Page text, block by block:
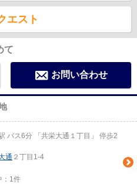
エスト
て
お問い合わせ
バス6分 「共栄大通１丁目」 停歩2
通 ２丁目1-4
1件